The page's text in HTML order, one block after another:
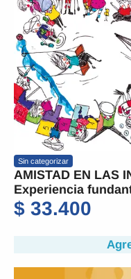
Sin categorizar
AMISTAD EN LAS
Experiencia
$ 33.400